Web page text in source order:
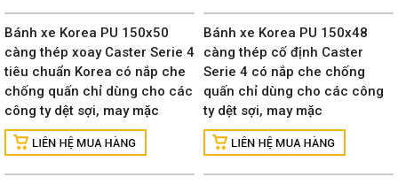
Bánh xe Korea PU 150x50
càng thép xoay Caster Serie 4
tiêu chuẩn Korea có nắp che
chống quấn chỉ dùng cho các
công ty dệt sợi, may mặc
Bánh xe Korea PU 150x48
càng thép cố định Caster
Serie 4 có nắp che chống
quấn chỉ dùng cho các công
ty dệt sợi, may mặc